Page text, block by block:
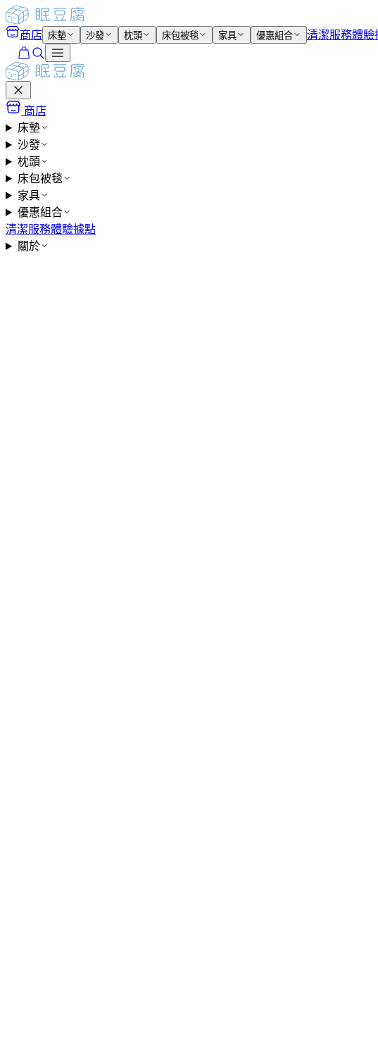
商店 床墊 沙發 枕頭 床包被毯 家具 優惠組合 清潔服務體驗
商店
床墊
沙發
枕頭
床包被毯
家具
優惠組合
清潔服務體驗據點
關於